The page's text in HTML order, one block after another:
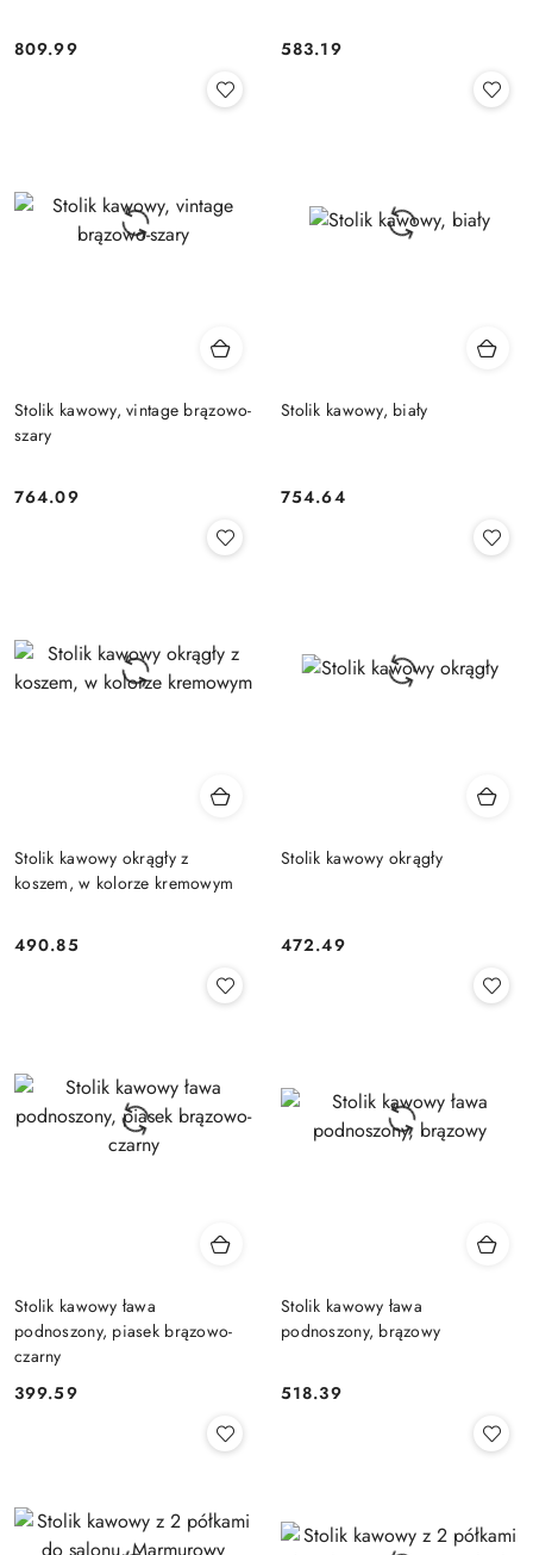
Cena:
809.99 Cena:
583.19
Stolik kawowy, vintage brązowo-
szary
Cena:
764.09
Stolik kawowy, biały
Cena:
754.64
Stolik kawowy okrągły z
koszem, w kolorze kremowym
Cena:
490.85
Stolik kawowy okrągły
Cena:
472.49
Stolik kawowy ława
podnoszony, piasek brązowo-
czarny
Cena:
399.59
Stolik kawowy ława
podnoszony, brązowy
Cena:
518.39